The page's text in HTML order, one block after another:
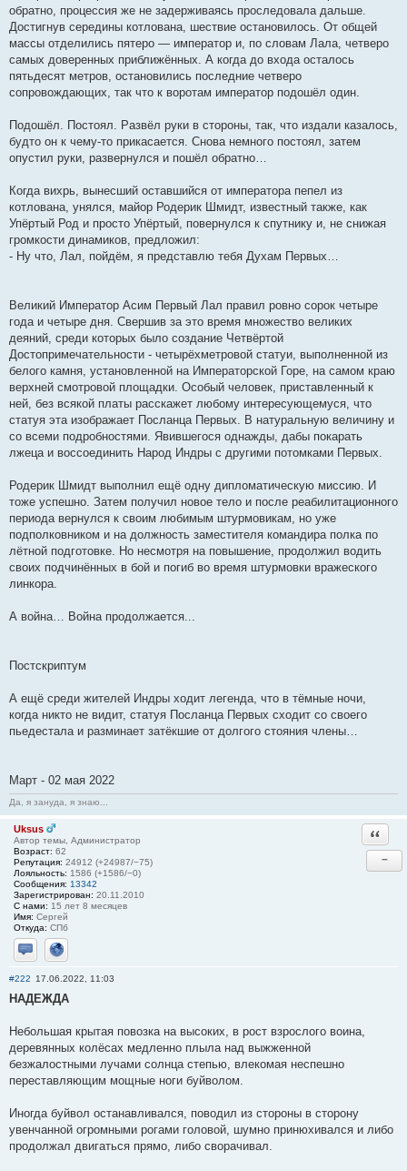
обратно, процессия же не задерживаясь проследовала дальше.
Достигнув середины котлована, шествие остановилось. От общей
массы отделились пятеро — император и, по словам Лала, четверо
самых доверенных приближённых. А когда до входа осталось
пятьдесят метров, остановились последние четверо
сопровождающих, так что к воротам император подошёл один.
Подошёл. Постоял. Развёл руки в стороны, так, что издали казалось,
будто он к чему-то прикасается. Снова немного постоял, затем
опустил руки, развернулся и пошёл обратно…
Когда вихрь, вынесший оставшийся от императора пепел из
котлована, унялся, майор Родерик Шмидт, известный также, как
Упёртый Род и просто Упёртый, повернулся к спутнику и, не снижая
громкости динамиков, предложил:
- Ну что, Лал, пойдём, я представлю тебя Духам Первых…
Великий Император Асим Первый Лал правил ровно сорок четыре
года и четыре дня. Свершив за это время множество великих
деяний, среди которых было создание Четвёртой
Достопримечательности - четырёхметровой статуи, выполненной из
белого камня, установленной на Императорской Горе, на самом краю
верхней смотровой площадки. Особый человек, приставленный к
ней, без всякой платы расскажет любому интересующемуся, что
статуя эта изображает Посланца Первых. В натуральную величину и
со всеми подробностями. Явившегося однажды, дабы покарать
лжеца и воссоединить Народ Индры с другими потомками Первых.
Родерик Шмидт выполнил ещё одну дипломатическую миссию. И
тоже успешно. Затем получил новое тело и после реабилитационного
периода вернулся к своим любимым штурмовикам, но уже
подполковником и на должность заместителя командира полка по
лётной подготовке. Но несмотря на повышение, продолжил водить
своих подчинённых в бой и погиб во время штурмовки вражеского
линкора.
А война… Война продолжается...
Постскриптум
А ещё среди жителей Индры ходит легенда, что в тёмные ночи,
когда никто не видит, статуя Посланца Первых сходит со своего
пьедестала и разминает затёкшие от долгого стояния члены…
Март - 02 мая 2022
Да, я зануда, я знаю...
Uksus
Автор темы, Администратор
Возраст: 62
Репутация: 24912 (+24987/−75)
Лояльность: 1586 (+1586/−0)
Сообщения: 13342
Зарегистрирован: 20.11.2010
С нами: 15 лет 8 месяцев
Имя: Сергей
Откуда: СПб
Отправить личное сообщение
Сайт
−
#222 17.06.2022, 11:03
НАДЕЖДА
Небольшая крытая повозка на высоких, в рост взрослого воина,
деревянных колёсах медленно плыла над выжженной
безжалостными лучами солнца степью, влекомая неспешно
переставляющим мощные ноги буйволом.
Иногда буйвол останавливался, поводил из стороны в сторону
увенчанной огромными рогами головой, шумно принюхивался и либо
продолжал двигаться прямо, либо сворачивал.